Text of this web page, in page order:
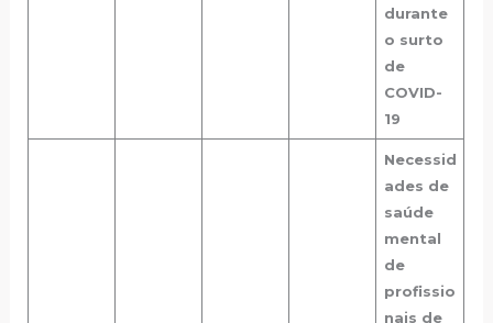
durante
o surto
de
COVID-
19
Necessid
ades de
saúde
mental
de
profissio
nais de